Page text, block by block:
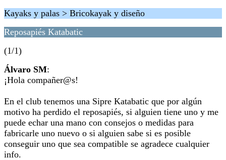
Kayaks y palas > Bricokayak y diseño
Reposapiés Katabatic
(1/1)
Álvaro SM:
¡Hola compañer@s!
En el club tenemos una Sipre Katabatic que por algún
motivo ha perdido el reposapiés, si alguien tiene uno y me
puede echar una mano con consejos o medidas para
fabricarle uno nuevo o si alguien sabe si es posible
conseguir uno que sea compatible se agradece cualquier
info.